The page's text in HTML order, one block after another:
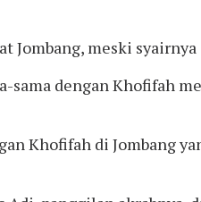
Jombang, meski
dengan Khofifah
Khofifah di Jombang